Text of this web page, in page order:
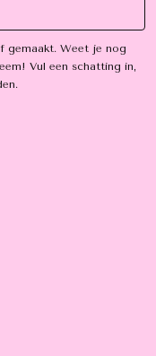
gemaakt. Weet je nog
Vul een schatting in,